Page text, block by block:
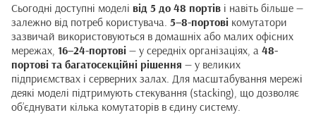
Сьогодні доступні моделі від 5 до 48 портів і навіть більше —
залежно від потреб користувача. 5–8-портові комутатори
зазвичай використовуються в домашніх або малих офісних
мережах, 16–24-портові — у середніх організаціях, а 48-
портові та багатосекційні рішення — у великих
підприємствах і серверних залах. Для масштабування мережі
деякі моделі підтримують стекування (stacking), що дозволяє
об’єднувати кілька комутаторів в єдину систему.